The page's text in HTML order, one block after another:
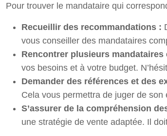
Pour trouver le mandataire qui
Recueillir des recommandations :
vous conseiller des mandataires
Rencontrer plusieurs
vos besoins et à votre budget.
Demander des références et des
Cela vous permettra de juger de
S’assurer de la compréhension
une stratégie de vente adaptée. Il